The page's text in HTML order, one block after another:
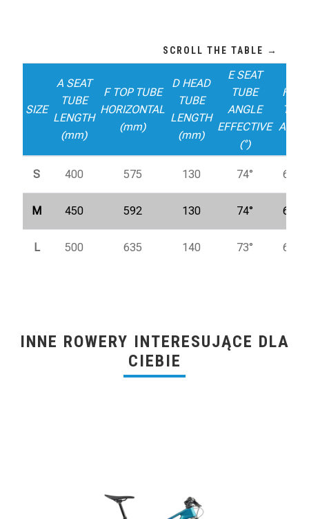
SIZE
A SEAT
TUBE
LENGTH
(mm)
F TOP TUBE
HORIZONTAL
(mm)
D HEAD
TUBE
LENGTH
(mm)
E SEAT
TUBE
ANGLE
EFFECTIVE
(°)
TUBE
S 400 575 130 74° 69,5°
M 450 592 130 74° 69,5°
L 500 635 140 73° 69,5°
INNE ROWERY INTERESUJĄCE DLA
CIEBIE